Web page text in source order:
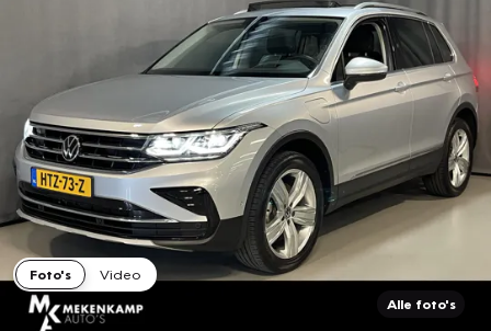
Foto's
Video
Alle foto's